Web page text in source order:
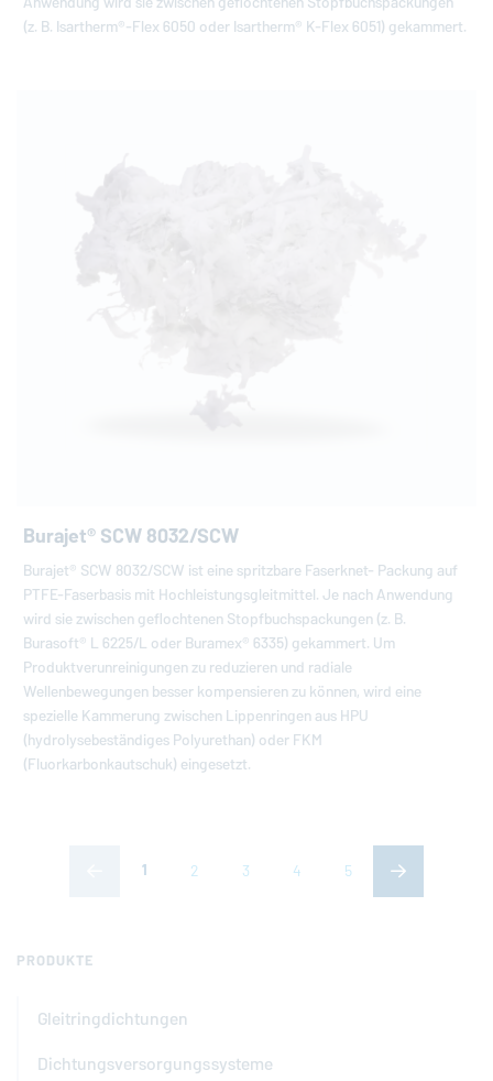
PRODUKTE
Gleitringdichtungen
Dichtungsversorgungssysteme
(z. B. Isartherm®-Flex 6050 oder Isartherm® K-Flex 6051) gekammert.
Burajet® SCW 8032/SCW
Burajet® SCW 8032/SCW ist eine spritzbare Faserknet- Packung auf
PTFE-Faserbasis mit Hochleistungsgleitmittel. Je nach Anwendung
wird sie zwischen geflochtenen Stopfbuchspackungen (z. B.
Burasoft® L 6225/L oder Buramex® 6335) gekammert. Um
Produktverunreinigungen zu reduzieren und radiale
Wellenbewegungen besser kompensieren zu können, wird eine
spezielle Kammerung zwischen Lippenringen aus HPU
(hydrolysebeständiges Polyurethan) oder FKM
(Fluorkarbonkautschuk) eingesetzt.
1(aktuelle Seite)
2 3 4 5